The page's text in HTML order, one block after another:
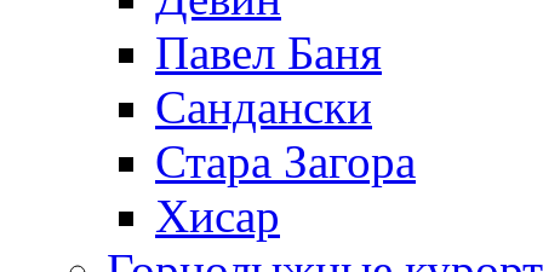
Павел Баня
Сандански
Стара Загора
Хисар